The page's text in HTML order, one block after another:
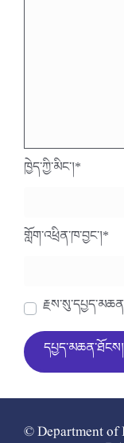
ཁྱེད་ཀྱི་མིང་།*
གློག་འཕྲིན་ཁ་བྱང་།*
© Department of